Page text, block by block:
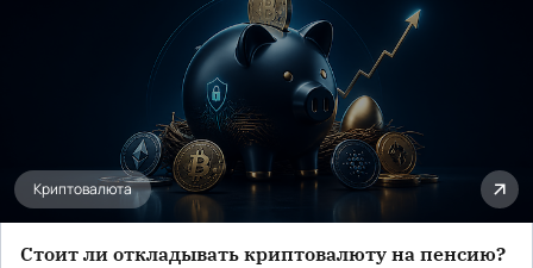
Криптовалюта
Стоит ли откладывать криптовалюту на пенсию?